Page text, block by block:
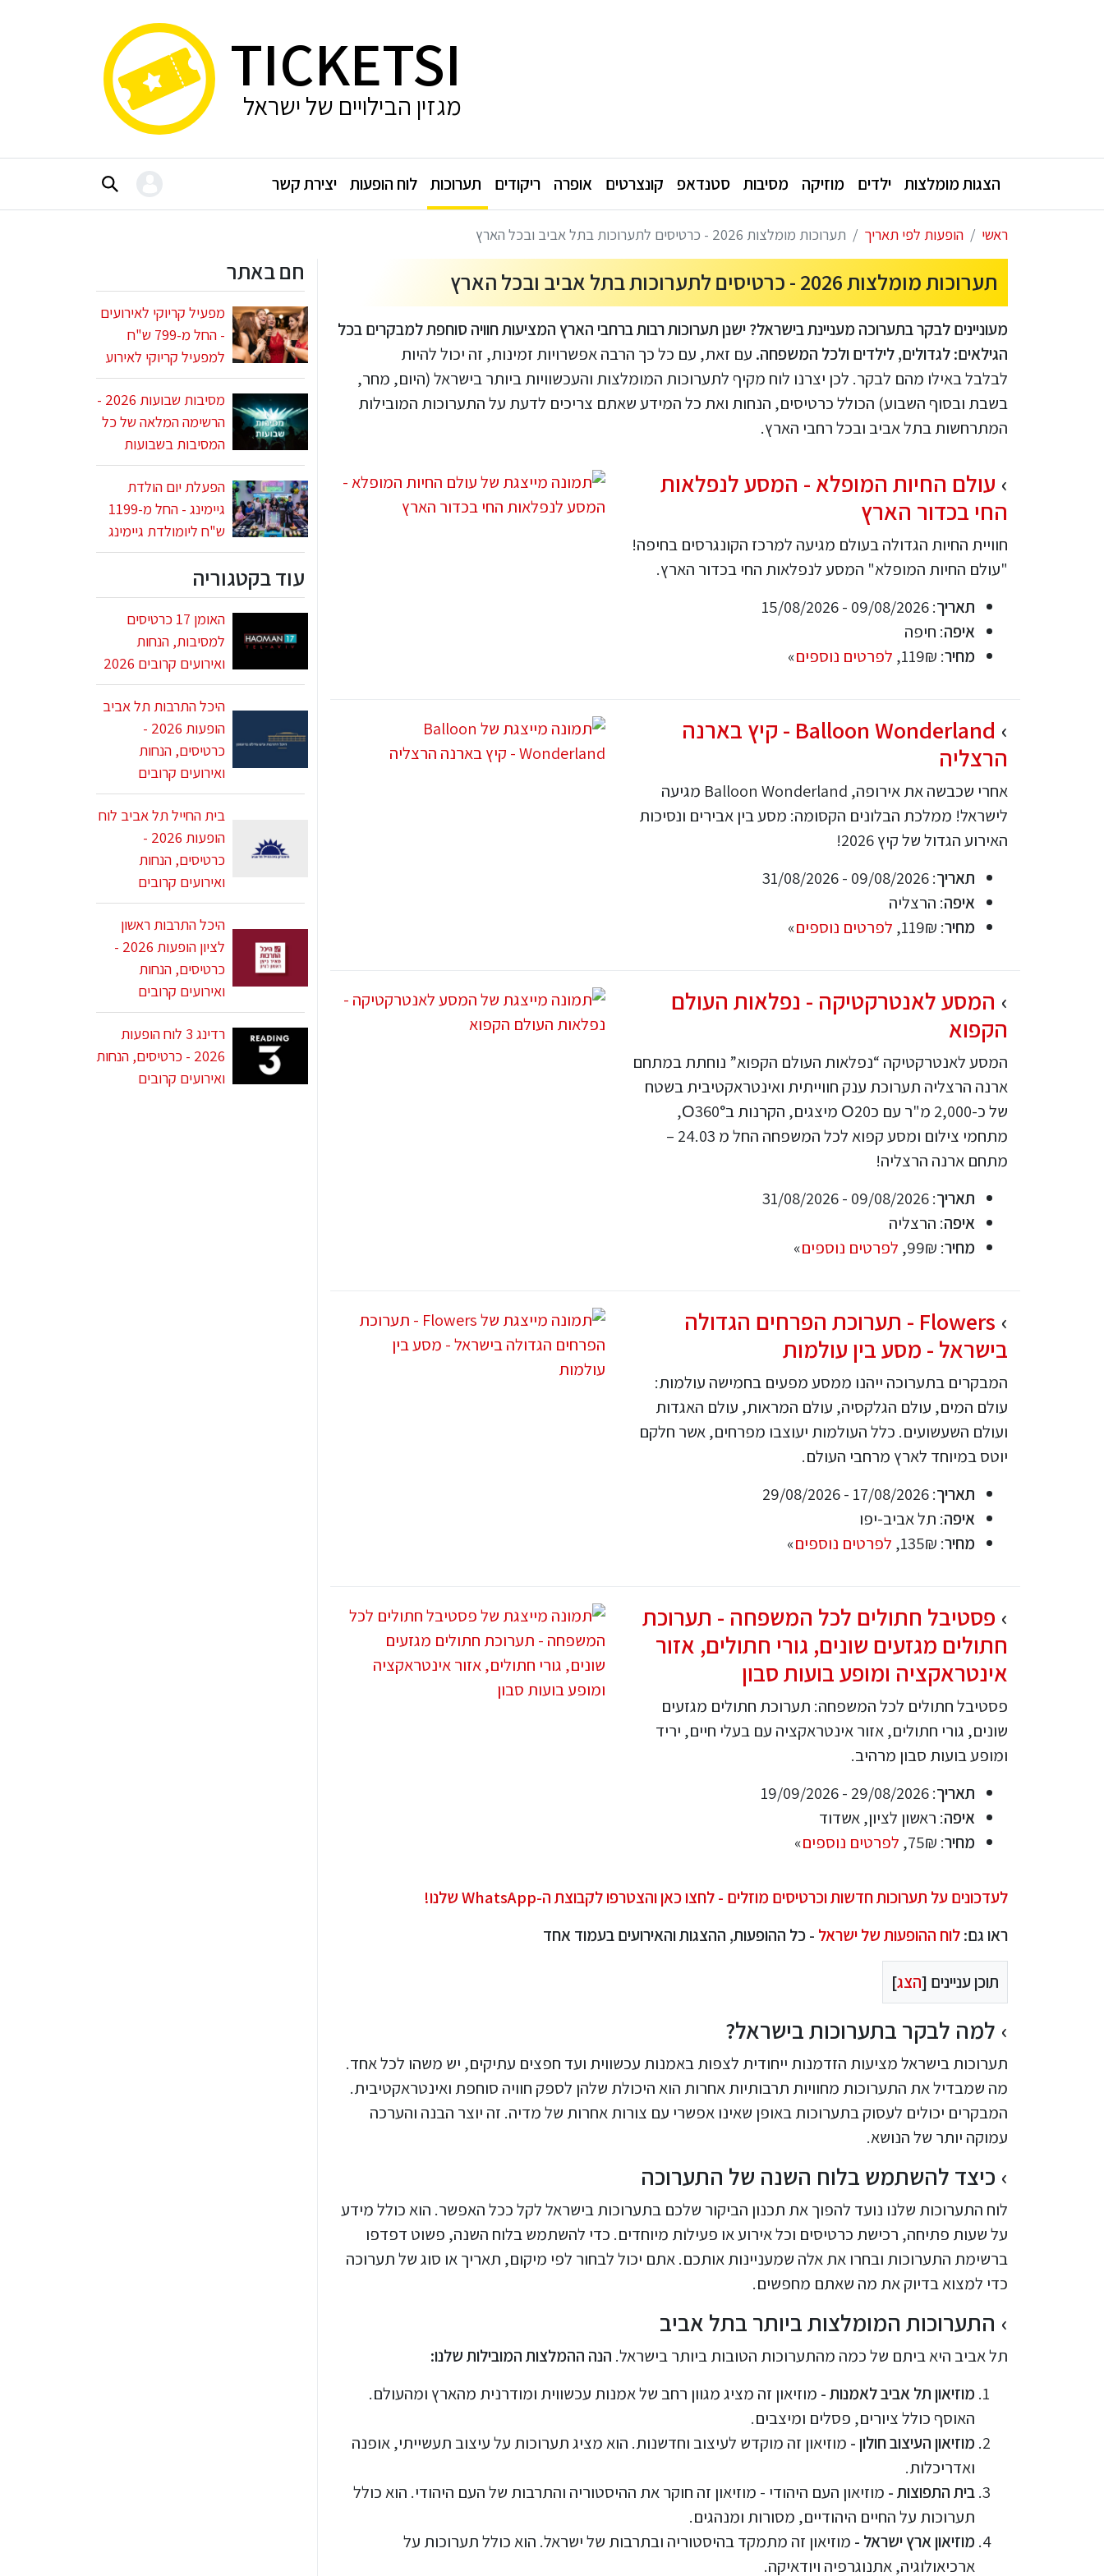
TICKETSI
מגזין הבילויים של ישראל
הצגות מומלצות ילדים מוזיקה מסיבות סטנדאפ קונצרטים אופרה ריקודים תערוכות לוח הופעות יצירת קשר
ראשי הופעות לפי תאריך תערוכות מומלצות 2026 - כרטיסים לתערוכות בתל אביב ובכל הארץ
תערוכות מומלצות 2026 - כרטיסים לתערוכות בתל אביב ובכל הארץ
מעוניינים לבקר בתערוכה מעניינת בישראל? ישנן תערוכות רבות ברחבי הארץ המציעות חוויה סוחפת למבקרים בכל
הגילאים: לגדולים, לילדים ולכל המשפחה. עם זאת, עם כל כך הרבה אפשרויות זמינות, זה יכול להיות
לבלבל באילו מהם לבקר. לכן יצרנו לוח מקיף לתערוכות המומלצות והעכשוויות ביותר בישראל (היום, מחר,
בשבת ובסוף השבוע) הכולל כרטיסים, הנחות ואת כל המידע שאתם צריכים לדעת על התערוכות המובילות
המתרחשות בתל אביב ובכל רחבי הארץ.
עולם החיות המופלא - המסע לנפלאות
החי בכדור הארץ
חוויית החיות הגדולה בעולם מגיעה למרכז הקונגרסים בחיפה!
"עולם החיות המופלא" המסע לנפלאות החי בכדור הארץ.
תאריך: 09/08/2026 - 15/08/2026
איפה: חיפה
מחיר: 119₪, לפרטים נוספים»
Balloon Wonderland - קיץ בארנה
הרצליה
אחרי שכבשה את אירופה, Balloon Wonderland מגיעה
לישראל! ממלכת הבלונים הקסומה: מסע בין אבירים ונסיכות
האירוע הגדול של קיץ 2026!
תאריך: 09/08/2026 - 31/08/2026
איפה: הרצליה
מחיר: 119₪, לפרטים נוספים»
המסע לאנטרקטיקה - נפלאות העולם
הקפוא
המסע לאנטרקטיקה “נפלאות העולם הקפוא” נוחתת במתחם
ארנה הרצליה תערוכת ענק חווייתית ואינטראקטיבית בשטח
של כ-2,000 מ"ר עם כО20 מיצגים, הקרנות בО360°,
מתחמי צילום ומסע קפוא לכל המשפחה החל מ 24.03 –
מתחם ארנה הרצליה!
תאריך: 09/08/2026 - 31/08/2026
איפה: הרצליה
מחיר: 99₪, לפרטים נוספים»
Flowers - תערוכת הפרחים הגדולה
בישראל - מסע בין עולמות
המבקרים בתערוכה ייהנו ממסע מפעים בחמישה עולמות:
עולם המים, עולם הגלקסיה, עולם המראות, עולם האגדות
ועולם השעשועים. כלל העולמות יעוצבו מפרחים, אשר חלקם
יוטס במיוחד לארץ מרחבי העולם.
תאריך: 17/08/2026 - 29/08/2026
איפה: תל אביב-יפו
מחיר: 135₪, לפרטים נוספים»
פסטיבל חתולים לכל המשפחה - תערוכת
חתולים מגזעים שונים, גורי חתולים, אזור
אינטראקציה ומופע בועות סבון
פסטיבל חתולים לכל המשפחה: תערוכת חתולים מגזעים
שונים, גורי חתולים, אזור אינטראקציה עם בעלי חיים, יריד
ומופע בועות סבון מרהיב.
תאריך: 29/08/2026 - 19/09/2026
איפה: ראשון לציון, אשדוד
מחיר: 75₪, לפרטים נוספים»
לעדכונים על תערוכות חדשות וכרטיסים מוזלים - לחצו כאן והצטרפו לקבוצת ה-WhatsApp שלנו!
ראו גם:לוח ההופעות של ישראל - כל ההופעות, ההצגות והאירועים בעמוד אחד
תוכן עניינים [הצג]
למה לבקר בתערוכות בישראל?
תערוכות בישראל מציעות הזדמנות ייחודית לצפות באמנות עכשווית ועד חפצים עתיקים, יש משהו לכל אחד.
מה שמבדיל את התערוכות מחוויות תרבותיות אחרות הוא היכולת שלהן לספק חוויה סוחפת ואינטראקטיבית.
המבקרים יכולים לעסוק בתערוכות באופן שאינו אפשרי עם צורות אחרות של מדיה. זה יוצר הבנה והערכה
עמוקה יותר של הנושא.
כיצד להשתמש בלוח השנה של התערוכה
לוח התערוכות שלנו נועד להפוך את תכנון הביקור שלכם בתערוכות בישראל לקל ככל האפשר. הוא כולל מידע
על שעות פתיחה, רכישת כרטיסים וכל אירוע או פעילות מיוחדים. כדי להשתמש בלוח השנה, פשוט דפדפו
ברשימת התערוכות ובחרו את אלה שמעניינות אותכם. אתם יכול לבחור לפי מיקום, תאריך או סוג של תערוכה
כדי למצוא בדיוק את מה שאתם מחפשים.
התערוכות המומלצות ביותר בתל אביב
תל אביב היא ביתם של כמה מהתערוכות הטובות ביותר בישראל. הנה ההמלצות המובילות שלנו:
מוזיאון תל אביב לאמנות - מוזיאון זה מציג מגוון רחב של אמנות עכשווית ומודרנית מהארץ ומהעולם.
האוסף כולל ציורים, פסלים ומיצבים.
מוזיאון העיצוב חולון - מוזיאון זה מוקדש לעיצוב וחדשנות. הוא מציג תערוכות על עיצוב תעשייתי, אופנה
ואדריכלות.
בית התפוצות - מוזיאון העם היהודי - מוזיאון זה חוקר את ההיסטוריה והתרבות של העם היהודי. הוא כולל
תערוכות על החיים היהודיים, מסורות ומנהגים.
מוזיאון ארץ ישראל - מוזיאון זה מתמקד בהיסטוריה ובתרבות של ישראל. הוא כולל תערוכות על
ארכיאולוגיה, אתנוגרפיה ויודאיקה.
חם באתר
מפעיל קריוקי לאירועים
- החל מ-799 ש"ח
למפעיל קריוקי לאירוע
מסיבות שבועות 2026 -
הרשימה המלאה של כל
המסיבות בשבועות
הפעלת יום הולדת
גיימינג - החל מ-1199
ש"ח ליומולדת גיימינג
עוד בקטגוריה
האומן 17 כרטיסים
למסיבות, הנחות
ואירועים קרובים 2026
היכל התרבות תל אביב
הופעות 2026 -
כרטיסים, הנחות
ואירועים קרובים
בית החייל תל אביב לוח
הופעות 2026 -
כרטיסים, הנחות
ואירועים קרובים
היכל התרבות ראשון
לציון הופעות 2026 -
כרטיסים, הנחות
ואירועים קרובים
רדינג 3 לוח הופעות
2026 - כרטיסים, הנחות
ואירועים קרובים